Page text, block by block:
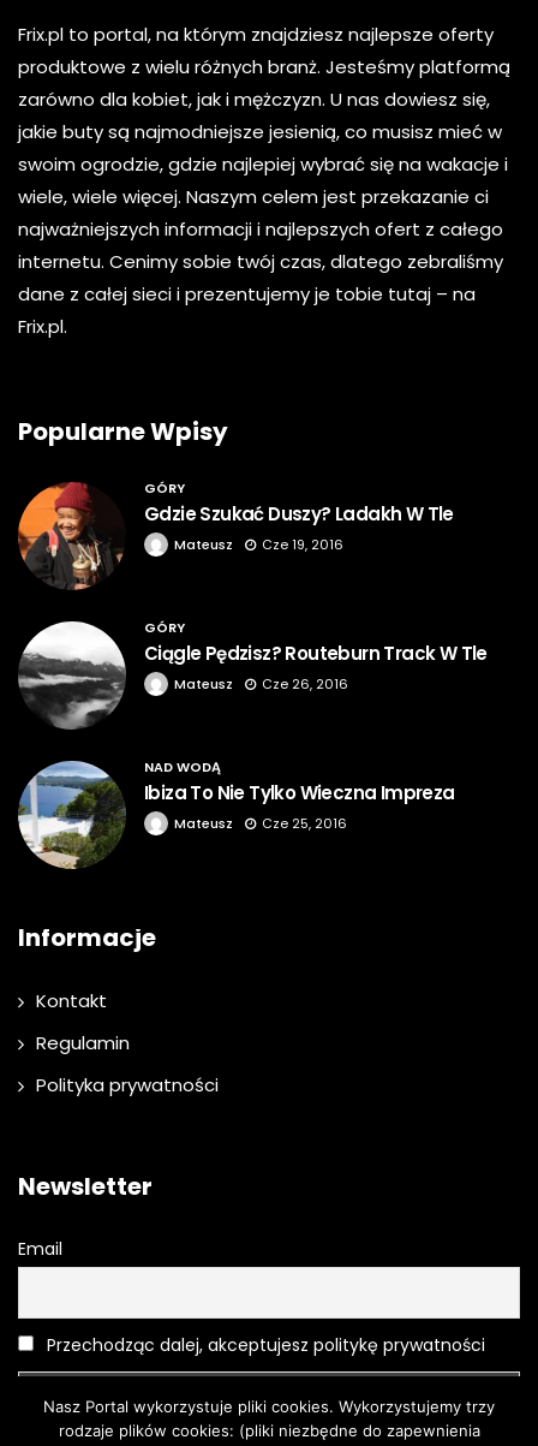
Frix.pl to portal, na którym znajdziesz najlepsze oferty
produktowe z wielu różnych branż. Jesteśmy platformą
zarówno dla kobiet, jak i mężczyzn. U nas dowiesz się,
jakie buty są najmodniejsze jesienią, co musisz mieć w
swoim ogrodzie, gdzie najlepiej wybrać się na wakacje i
wiele, wiele więcej. Naszym celem jest przekazanie ci
najważniejszych informacji i najlepszych ofert z całego
internetu. Cenimy sobie twój czas, dlatego zebraliśmy
dane z całej sieci i prezentujemy je tobie tutaj – na
Frix.pl.
Popularne Wpisy
GÓRY
Gdzie Szukać Duszy? Ladakh W Tle
Mateusz Cze 19, 2016
GÓRY
Ciągle Pędzisz? Routeburn Track W Tle
Mateusz Cze 26, 2016
NAD WODĄ
Ibiza To Nie Tylko Wieczna Impreza
Mateusz Cze 25, 2016
Informacje
Kontakt
Regulamin
Polityka prywatności
Newsletter
Email
Przechodząc dalej, akceptujesz politykę prywatności
Nasz Portal wykorzystuje pliki cookies. Wykorzystujemy trzy
rodzaje plików cookies: (pliki niezbędne do zapewnienia